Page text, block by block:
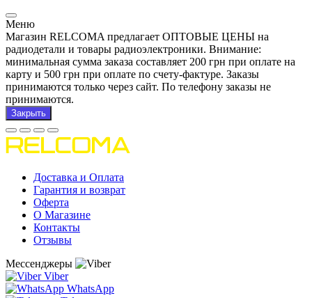
Меню
Магазин RELCOMA предлагает ОПТОВЫЕ ЦЕНЫ на
радиодетали и товары радиоэлектроники. Внимание:
минимальная сумма заказа составляет 200 грн при оплате на
карту и 500 грн при оплате по счету-фактуре. Заказы
принимаются только через сайт. По телефону заказы не
принимаются.
Закрыть
Доставка и Оплата
Гарантия и возврат
Оферта
О Магазине
Контакты
Отзывы
Мессенджеры
Viber
WhatsApp